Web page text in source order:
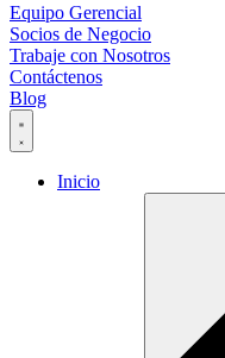
Equipo Gerencial
Socios de Negocio
Trabaje con Nosotros
Contáctenos
Blog
Inicio